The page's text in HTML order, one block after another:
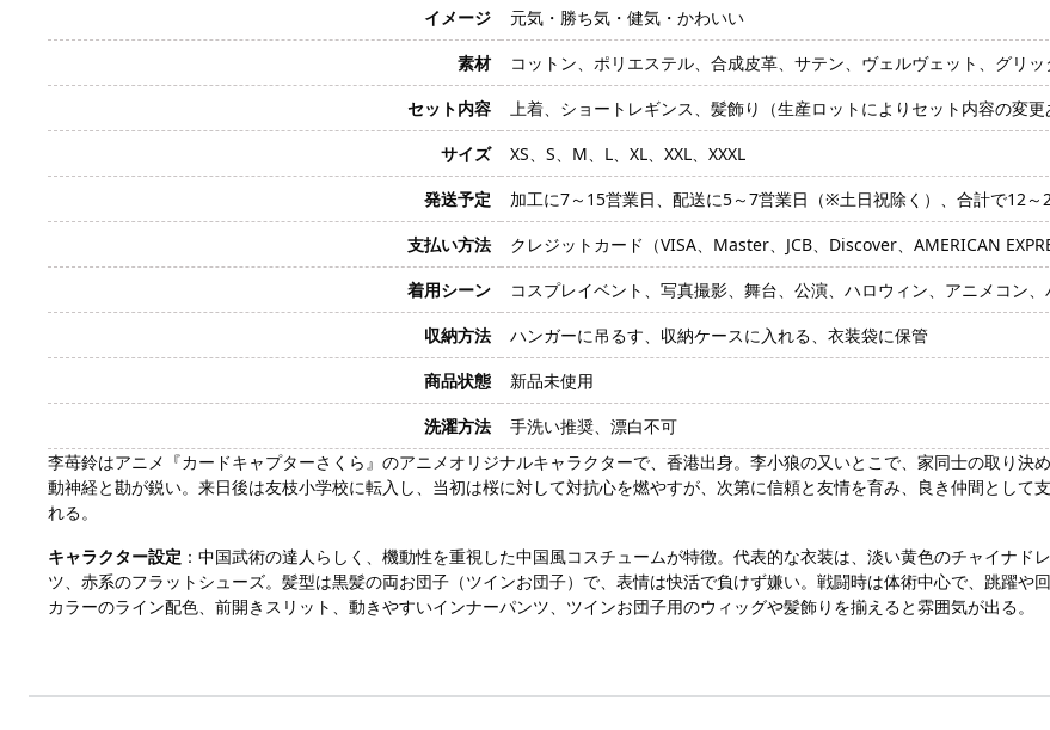
イメージ
元気・勝ち気・健気・かわいい
素材
コットン、ポリエステル、合成皮革、サテン、ヴェルヴェット、グリ
セット内容
上着、ショートレギンス、髪飾り（生産ロットによりセット内容の変更
サイズ
XS、S、M、L、XL、XXL、XXXL
発送予定
加工に7～15営業日、配送に5～7営業日（※土日祝除く）、合計で12～
支払い方法
クレジットカード（VISA、Master、JCB、Discover、AMERICAN
着用シーン
コスプレイベント、写真撮影、舞台、公演、ハロウィン、アニメコン、
収納方法
ハンガーに吊るす、収納ケースに入れる、衣装袋に保管
商品状態
新品未使用
洗濯方法
手洗い推奨、漂白不可
李苺鈴はアニメ『カードキャプターさくら』のアニメオリジナルキャラクターで、香港出身。李小狼の又いとこで、家同士の取り決
動神経と勘が鋭い。来日後は友枝小学校に転入し、当初は桜に対して対抗心を燃やすが、次第に信頼と友情を育み、良き仲間として
れる。
キャラクター設定 ：中国武術の達人らしく、機動性を重視した中国風コスチュームが特徴。代表的な衣装は、淡い黄色のチャイナ
ツ、赤系のフラットシューズ。髪型は黒髪の両お団子（ツインお団子）で、表情は快活で負けず嫌い。戦闘時は体術中心で、跳躍
カラーのライン配色、前開きスリット、動きやすいインナーパンツ、ツインお団子用のウィッグや髪飾りを揃えると雰囲気が出る。